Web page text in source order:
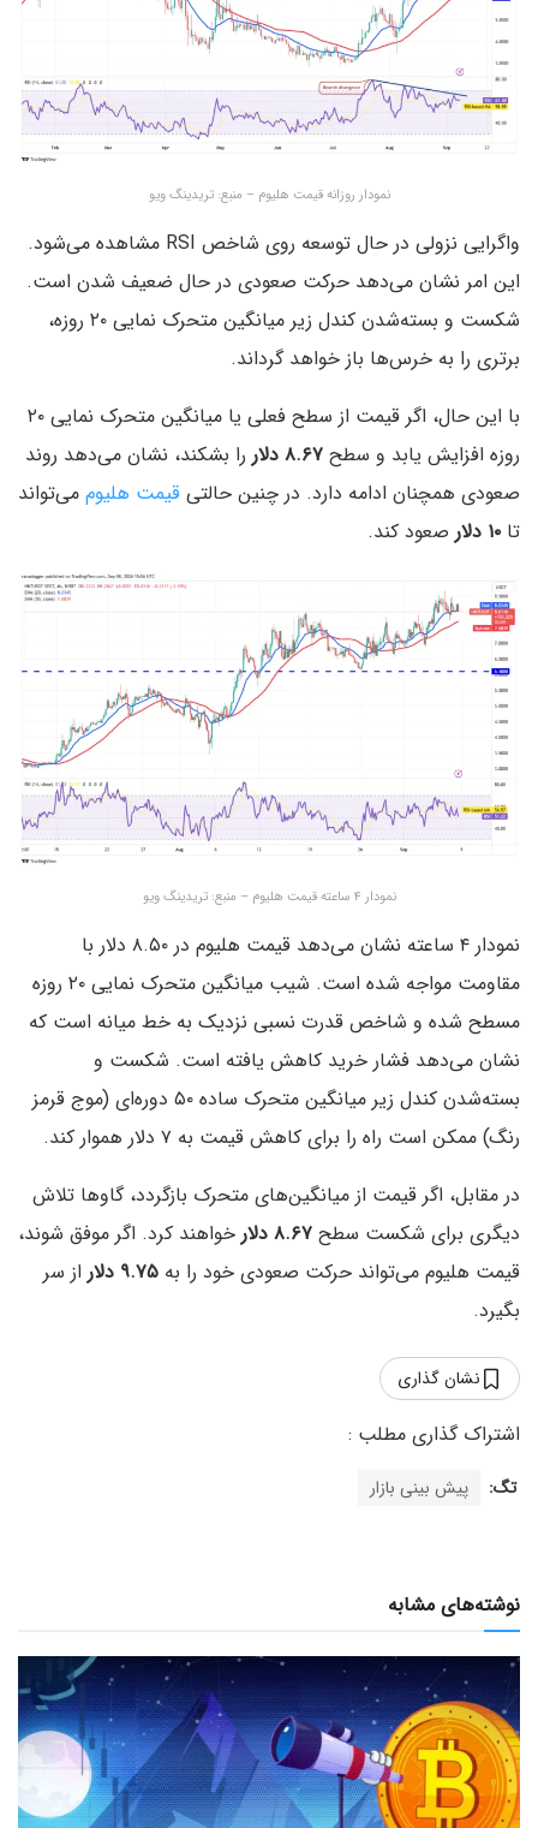
نمودار روزانه قیمت هلیوم – منبع: تریدینگ ویو
واگرایی نزولی در حال توسعه روی شاخص RSI مشاهده می‌شود.
این امر نشان می‌دهد حرکت صعودی در حال ضعیف شدن است.
شکست و بسته‌شدن کندل زیر میانگین متحرک نمایی ۲۰ روزه،
برتری را به خرس‌ها باز خواهد گرداند.
با این حال، اگر قیمت از سطح فعلی یا میانگین متحرک نمایی ۲۰
روزه افزایش یابد و سطح ۸.۶۷ دلار
را بشکند، نشان می‌دهد روند
صعودی همچنان ادامه دارد. در چنین حالتی قیمت هلیوم می‌تواند
تا ۱۰ دلار صعود کند.
نمودار ۴ ساعته قیمت هلیوم – منبع: تریدینگ ویو
نمودار ۴ ساعته نشان می‌دهد قیمت هلیوم در ۸.۵۰ دلار با
مقاومت مواجه شده است. شیب میانگین متحرک نمایی ۲۰ روزه
مسطح شده و شاخص قدرت نسبی نزدیک به خط میانه است که
نشان می‌دهد فشار خرید کاهش یافته است. شکست و
بسته‌شدن کندل زیر میانگین متحرک ساده ۵۰ دوره‌ای (موج قرمز
رنگ) ممکن است راه را برای کاهش قیمت به ۷ دلار هموار کند.
در مقابل، اگر قیمت از میانگین‌های متحرک بازگردد، گاوها تلاش
دیگری برای شکست سطح
خواهند کرد. اگر موفق شوند،
قیمت هلیوم می‌تواند حرکت صعودی خود را به
از سر
بگیرد.
نشان گذاری
تگ: پیش بینی بازار
نوشته‌های مشابه